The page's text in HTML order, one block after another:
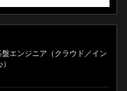
盤エンジニア（クラウド／イン